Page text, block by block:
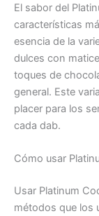
El sabor del
características
esencia de la
dulces con
toques de
general. Este
placer para los
cada dab.
Cómo usar
Usar Platinum
métodos que los